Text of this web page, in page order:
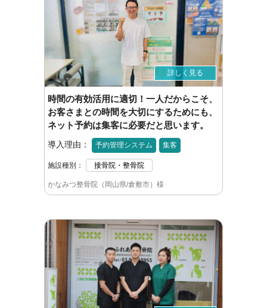
詳しく見る
時間の有効活用に適切！一人だからこそ、
お客さまとの時間を大切にするためにも、
ネット予約は集客に必要だと思います。
導入理由： 予約管理システム 集客
施設種別： 接骨院・整骨院
かなみつ整骨院（岡山県/倉敷市）様